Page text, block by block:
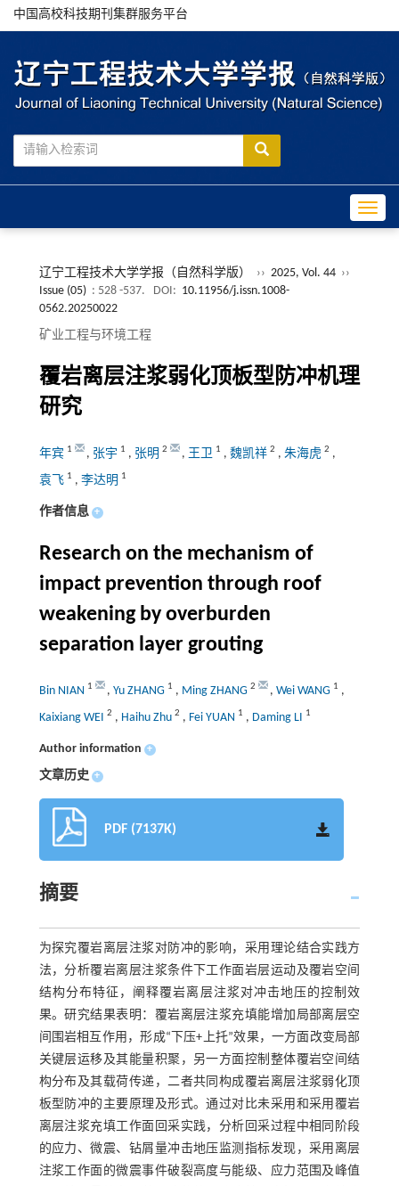
中国高校科技期刊集群服务平台
辽宁工程技术大学学报（自然科学版） ›› 2025, Vol. 44 ››
Issue (05) : 528 -537. DOI: 10.11956/j.issn.1008-
0562.20250022
矿业工程与环境工程
覆岩离层注浆弱化顶板型防冲机理
研究
年宾 1 , 张宇 1 , 张明 2 , 王卫 1 , 魏凯祥 2 , 朱海虎 2 ,
袁飞 1 , 李达明 1
作者信息 +
Research on the mechanism of
impact prevention through roof
weakening by overburden
separation layer grouting
Bin NIAN 1 , Yu ZHANG 1 , Ming ZHANG 2 , Wei WANG 1 ,
Kaixiang WEI 2 , Haihu Zhu 2 , Fei YUAN 1 , Daming LI 1
Author information +
文章历史 +
PDF (7137K)
摘要
为探究覆岩离层注浆对防冲的影响，采用理论结合实践方
法，分析覆岩离层注浆条件下工作面岩层运动及覆岩空间
结构分布特征，阐释覆岩离层注浆对冲击地压的控制效
果。研究结果表明：覆岩离层注浆充填能增加局部离层空
间围岩相互作用，形成“下压+上托”效果，一方面改变局部
关键层运移及其能量积聚，另一方面控制整体覆岩空间结
构分布及其载荷传递，二者共同构成覆岩离层注浆弱化顶
板型防冲的主要原理及形式。通过对比未采用和采用覆岩
离层注浆充填工作面回采实践，分析回采过程中相同阶段
的应力、微震、钻屑量冲击地压监测指标发现，采用离层
注浆工作面的微震事件破裂高度与能级、应力范围及峰值